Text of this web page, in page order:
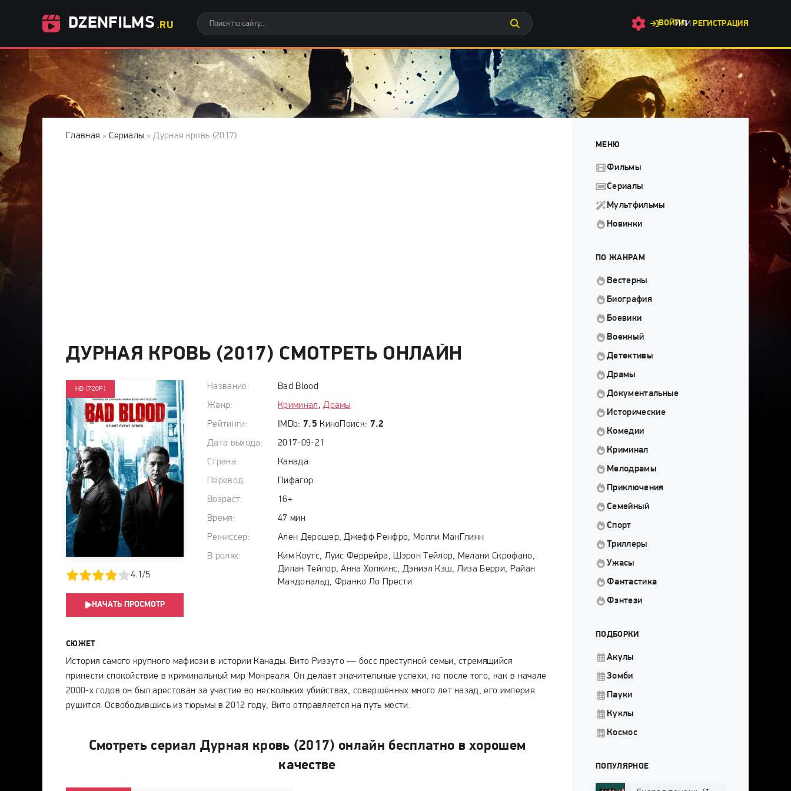
DZENFILMS .RU ВОЙТИ
ИЛИ РЕГИСТРАЦИЯ
Главная »Сериалы » Дурная кровь (2017)
ДУРНАЯ КРОВЬ (2017) СМОТРЕТЬ ОНЛАЙН
Название:
Bad Blood
Жанр:
Криминал,Драмы
Рейтинги:
IMDb: 7.5 КиноПоиск: 7.2
Дата выхода:
2017-09-21
Страна:
Канада
Перевод:
Пифагор
Возраст:
16+
Время:
47 мин
Режиссер:
Ален Дерошер, Джефф Ренфро, Молли МакГлинн
В ролях:
Ким Коутс, Луис Феррейра, Шэрон Тейлор, Мелани Скрофано,
Дилан Тейлор, Анна Хопкинс, Дэниэл Кэш, Лиза Берри, Райан
Макдональд, Франко Ло Прести
HD (720P)
4.1/5
НАЧАТЬ ПРОСМОТР
СЮЖЕТ
История самого крупного мафиози в истории Канады. Вито Риззуто — босс преступной семьи, стремящийся
принести спокойствие в криминальный мир Монреаля. Он делает значительные успехи, но после того, как в начале
2000-х годов он был арестован за участие во нескольких убийствах, совершённых много лет назад, его империя
рушится. Освободившись из тюрьмы в 2012 году, Вито отправляется на путь мести.
Смотреть сериал Дурная кровь (2017) онлайн бесплатно в хорошем
качестве
МЕНЮ
Фильмы
Сериалы
Мультфильмы
Новинки
ПО ЖАНРАМ
Вестерны
Биография
Боевики
Военный
Детективы
Драмы
Документальные
Исторические
Комедии
Криминал
Мелодрамы
Приключения
Семейный
Спорт
Триллеры
Ужасы
Фантастика
Фэнтези
ПОДБОРКИ
Акулы
Зомби
Пауки
Куклы
Космос
ПОПУЛЯРНОЕ